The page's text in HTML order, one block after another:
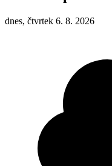
dnes, čtvrtek 6. 8. 2026